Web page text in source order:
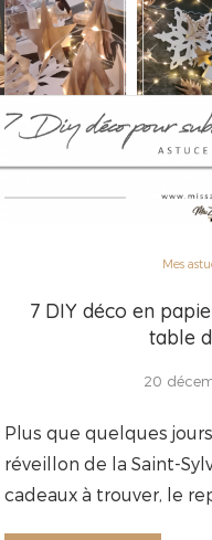
Mes
7 DIY déco en
table
20
Plus que quelques
réveillon de la Saint-
cadeaux à trouver, le